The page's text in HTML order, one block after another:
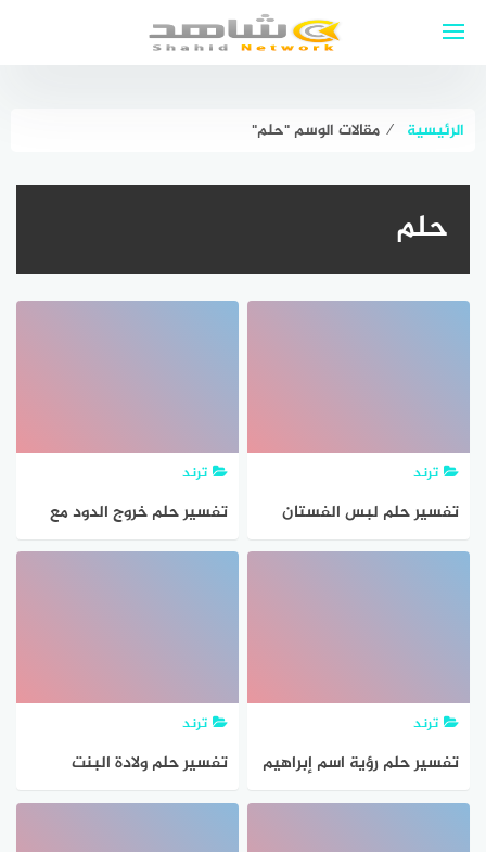
الرئيسية ⁄ مقالات الوسم "حلم"
حلم
ترند
تفسير حلم لبس الفستان
الابيض للمتزوجة
ترند
تفسير حلم خروج الدود مع
البراز
ترند
تفسير حلم رؤية اسم إبراهيم
في المنام
ترند
تفسير حلم ولادة البنت
المتزوجة